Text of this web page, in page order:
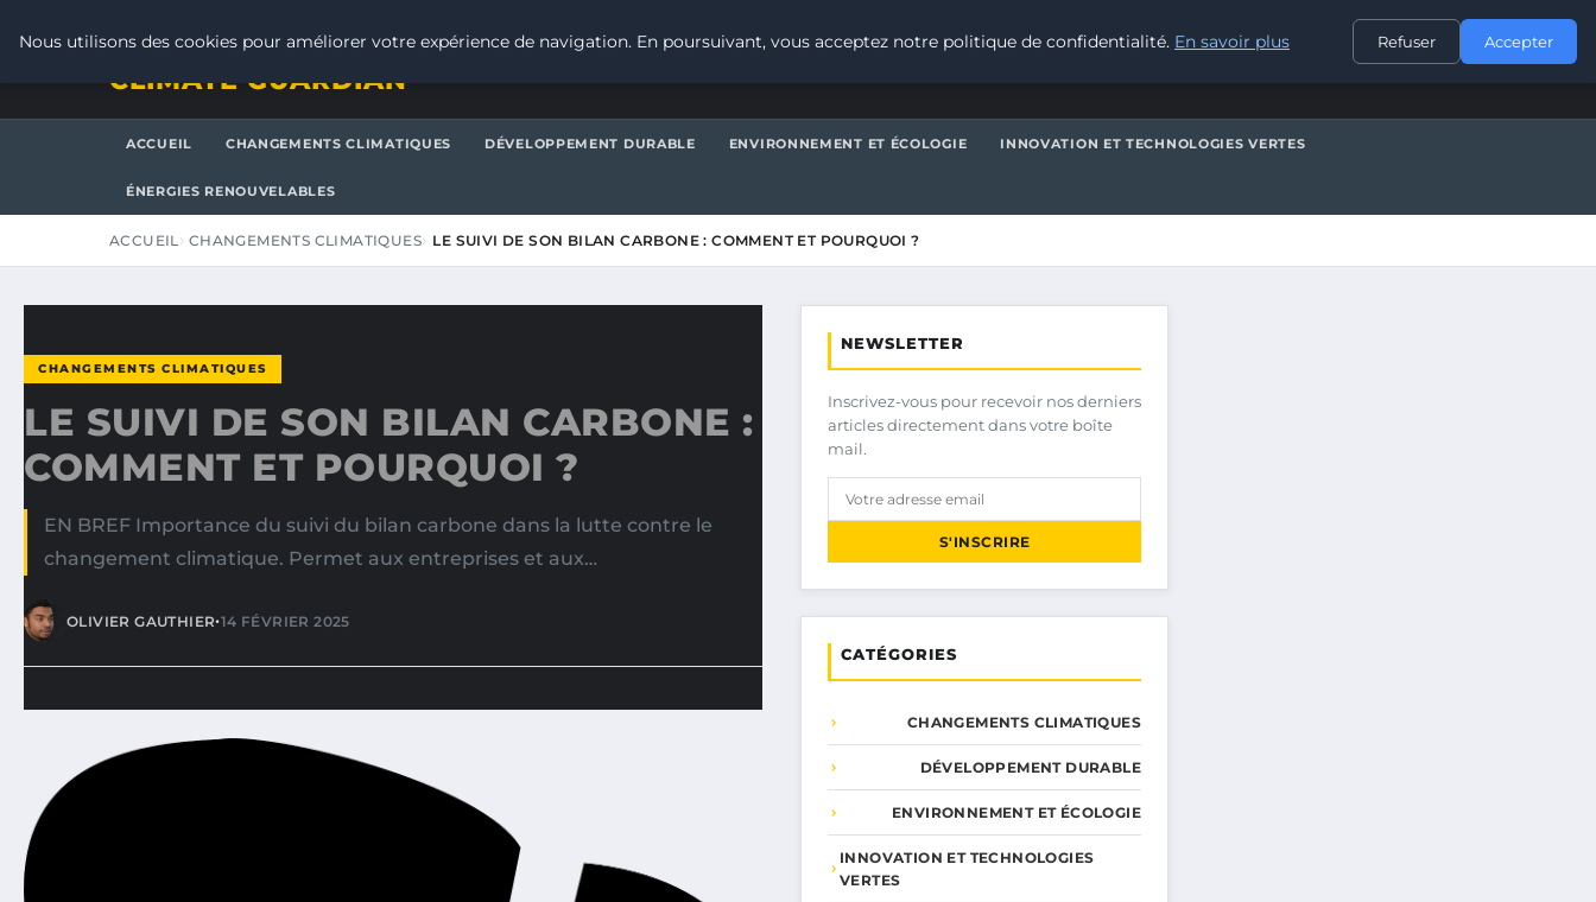
CONTACT
CLIMATE GUARDIAN
ACCUEIL CHANGEMENTS CLIMATIQUES DÉVELOPPEMENT DURABLE ENVIRONNEMENT ET ÉCOLOGIE INNOVATION ET TECHNOLOGIES VERTES
ÉNERGIES RENOUVELABLES
ACCUEIL CHANGEMENTS CLIMATIQUES LE SUIVI DE SON BILAN CARBONE : COMMENT ET POURQUOI ?
CHANGEMENTS CLIMATIQUES
LE SUIVI DE SON BILAN CARBONE :
COMMENT ET POURQUOI ?
EN BREF Importance du suivi du bilan carbone dans la lutte contre le
changement climatique. Permet aux entreprises et aux…
OLIVIER GAUTHIER•14 FÉVRIER 2025
NEWSLETTER
Inscrivez-vous pour recevoir nos derniers
articles directement dans votre boîte
mail.
S'INSCRIRE
CATÉGORIES
CHANGEMENTS CLIMATIQUES
DÉVELOPPEMENT DURABLE
ENVIRONNEMENT ET ÉCOLOGIE
INNOVATION ET TECHNOLOGIES
VERTES
Nous utilisons des cookies pour améliorer votre expérience de navigation. En poursuivant, vous acceptez notre politique de confidentialité. En savoir plus Refuser Accepter